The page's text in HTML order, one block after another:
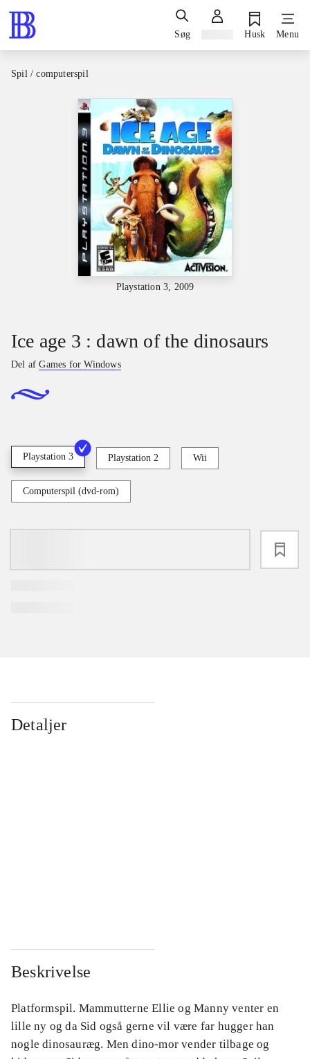
Søg Husk Menu
Spil / computerspil
Playstation 3, 2009
Ice age 3 : dawn of the dinosaurs
Del afGames for Windows
Playstation 3 Playstation 2 Wii
Computerspil (dvd-rom)
Detaljer
Beskrivelse
Platformspil. Mammutterne Ellie og Manny venter en
lille ny og da Sid også gerne vil være far hugger han
nogle dinosauræg. Men dino-mor vender tilbage og